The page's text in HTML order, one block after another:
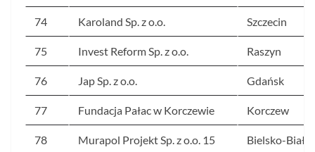
74 Karoland Sp. z o.o. Szczecin
75 Invest Reform Sp. z o.o. Raszyn
76 Jap Sp. z o.o. Gdańsk
77 Fundacja Pałac w Korczewie Korczew
78
Murapol Projekt Sp. z o.o. 15
Bielsko-Biała